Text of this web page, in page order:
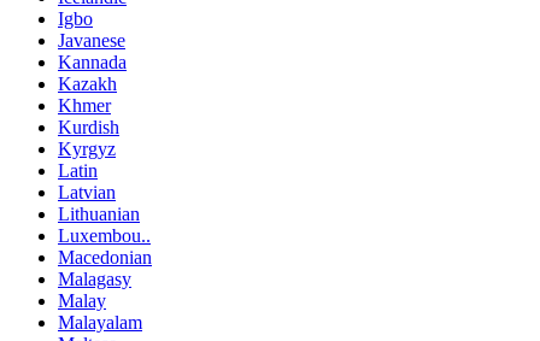
Igbo
Javanese
Kannada
Kazakh
Khmer
Kurdish
Kyrgyz
Latin
Latvian
Lithuanian
Luxembou..
Macedonian
Malagasy
Malay
Malayalam